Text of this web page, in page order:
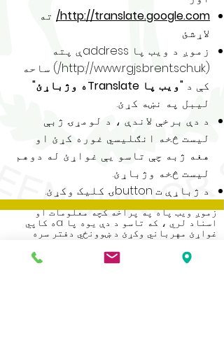
http://translate.google.com/ ته
لاړشئ
زموږ د ویب پا addressې پته
(
http://www.rgjs.brent.sch.uk/)
ساحه
کې د "ویب پا Translateه وژباړئ"
لیبل په نښه کړئ.
د دې برخې لاندې ، د لومړۍ ژبې
لیست څخه انګلیسي غوره کړئ او
هغه ژبه چې تاسو یې غواړئ له دوهم
لیست څخه وژباړئ.
د ژباړې ت buttonۍ کلیک وکړئ.
زموږ ویب پاه په پراخه کچه معلومات او
اسناد لري ، که تاسو د دې یوه پا aه کاپي
غواړئ مهرباني وکړئ د ښوونځي دفتر سره